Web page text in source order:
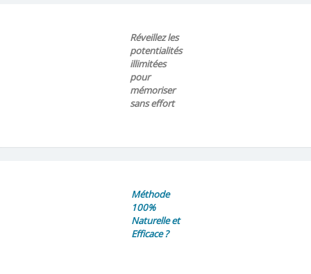
Réveillez les
potentialités
illimitées
pour
mémoriser
sans effort
Méthode
100%
Naturelle et
Efficace ?